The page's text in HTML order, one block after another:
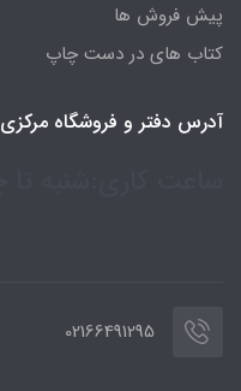
پیش فروش ها
کتاب های در دست چاپ
آدرس دفتر و فروشگاه مرکزی
02166491295